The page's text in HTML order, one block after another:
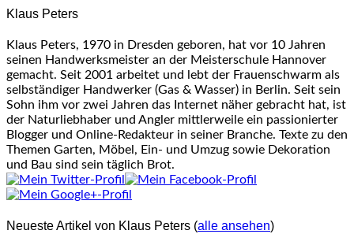
below.
Klaus Peters
Klaus Peters, 1970 in Dresden geboren, hat vor 10 Jahren
seinen Handwerksmeister an der Meisterschule Hannover
gemacht. Seit 2001 arbeitet und lebt der Frauenschwarm als
selbständiger Handwerker (Gas & Wasser) in Berlin. Seit sein
Sohn ihm vor zwei Jahren das Internet näher gebracht hat, ist
der Naturliebhaber und Angler mittlerweile ein passionierter
Blogger und Online-Redakteur in seiner Branche. Texte zu den
Themen Garten, Möbel, Ein- und Umzug sowie Dekoration
und Bau sind sein täglich Brot.
Neueste Artikel von Klaus Peters (alle ansehen)